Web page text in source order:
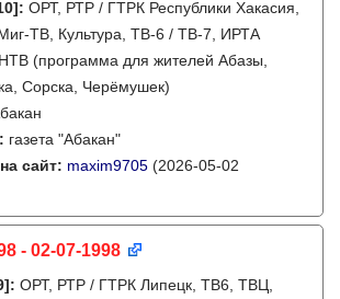
: ОРТ, РТР / ГТРК Республики Хакасия,
ТВ, Культура, ТВ-6 / ТВ-7, ИРТА
(программа для жителей Абазы,
Сорска, Черёмушек)
газета "Абакан"
сайт: maxim9705 (2026-05-02
- 02-07-1998
: ОРТ, РТР / ГТРК Липецк, ТВ6, ТВЦ,